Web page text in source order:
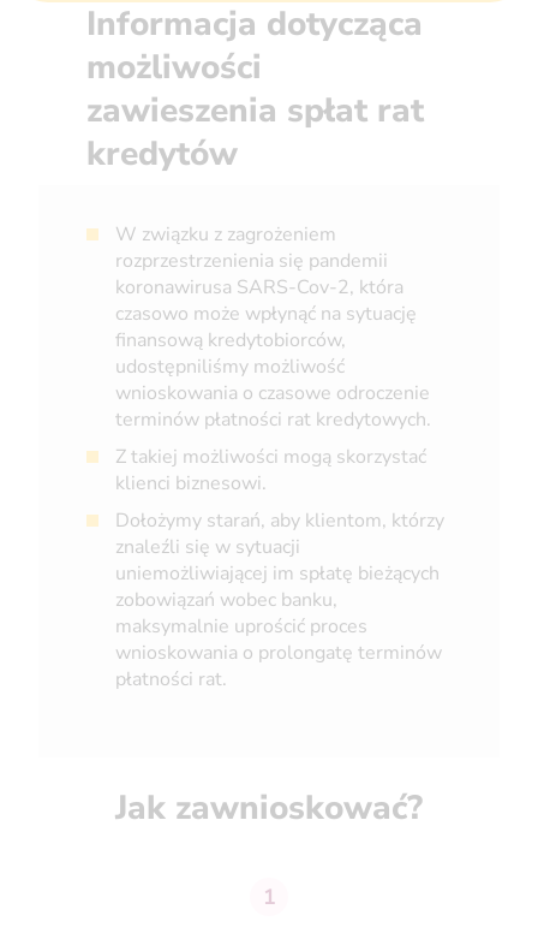
Informacja dotycząca
możliwości
zawieszenia spłat rat
kredytów
W związku z zagrożeniem
rozprzestrzenienia się pandemii
koronawirusa SARS-Cov-2, która
czasowo może wpłynąć na sytuację
finansową kredytobiorców,
udostępniliśmy możliwość
wnioskowania o czasowe odroczenie
terminów płatności rat kredytowych.
Z takiej możliwości mogą skorzystać
klienci biznesowi.
Dołożymy starań, aby klientom, którzy
znaleźli się w sytuacji
uniemożliwiającej im spłatę bieżących
zobowiązań wobec banku,
maksymalnie uprościć proces
wnioskowania o prolongatę terminów
płatności rat.
Jak zawnioskować?
1